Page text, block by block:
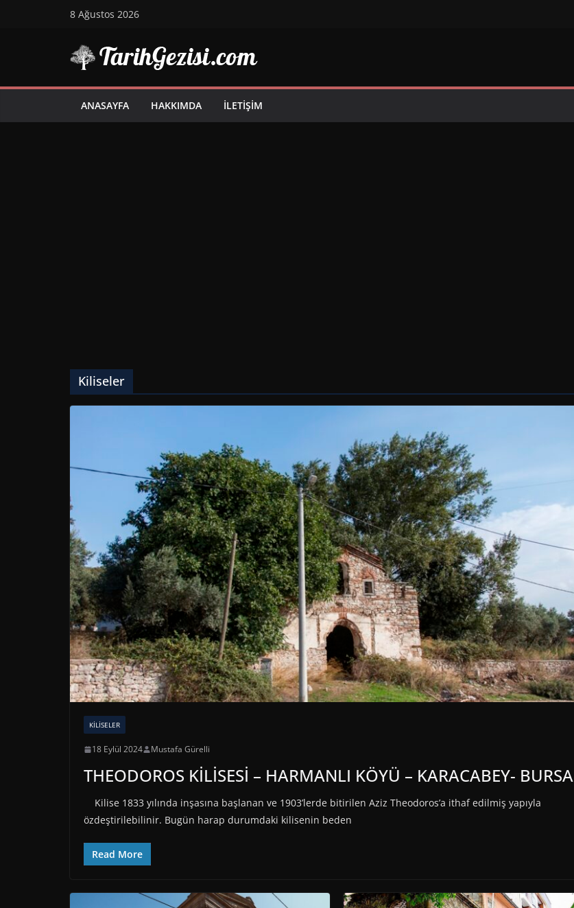
8 Ağustos 2026
ANASAYFA HAKKIMDA İLETIŞIM
Kiliseler
KILISELER
18 Eylül 2024 Mustafa Gürelli
THEODOROS KİLİSESİ – HARMANLI KÖYÜ – KARACABEY- BURSA
Kilise 1833 yılında inşasına başlanan ve 1903’lerde bitirilen Aziz Theodoros’a ithaf edilmiş yapıyla
özdeştirilebilinir. Bugün harap durumdaki kilisenin beden
Read More